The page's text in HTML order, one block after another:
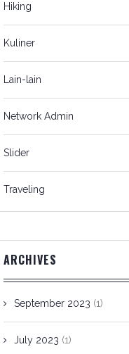
Hiking
Kuliner
Lain-lain
Network Admin
Slider
Traveling
ARCHIVES
September 2023 (1)
July 2023 (1)